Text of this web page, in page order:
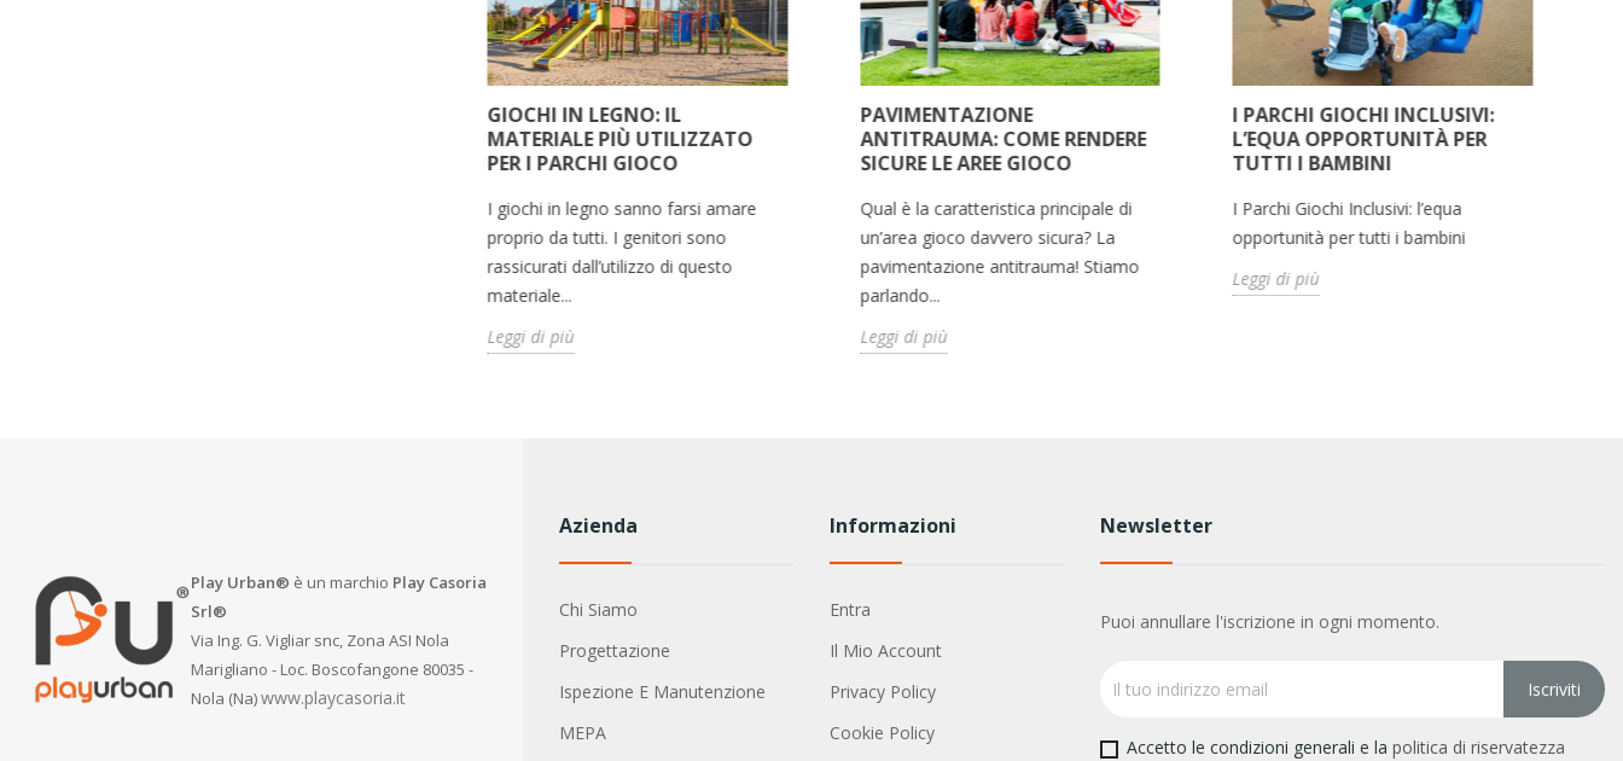
GIOCHI IN LEGNO: IL
MATERIALE PIÙ UTILIZZATO
PER I PARCHI GIOCO
I giochi in legno sanno farsi amare
proprio da tutti. I genitori sono
rassicurati dall’utilizzo di questo
materiale...
Leggi di più
PAVIMENTAZIONE
ANTITRAUMA: COME RENDERE
SICURE LE AREE GIOCO
Qual è la caratteristica principale di
un’area gioco davvero sicura? La
pavimentazione antitrauma! Stiamo
parlando...
Leggi di più
I PARCHI GIOCHI INCLUSIVI:
L’EQUA OPPORTUNITÀ PER
TUTTI I BAMBINI
I Parchi Giochi Inclusivi: l’equa
opportunità per tutti i bambini
Leggi di più
Play Urban® è un marchio Play Casoria
Srl®
Via Ing. G. Vigliar snc, Zona ASI Nola
Marigliano - Loc. Boscofangone 80035 -
Nola (Na)www.playcasoria.it
Azienda
Chi Siamo
Progettazione
Ispezione E Manutenzione
MEPA
Informazioni
Entra
Il Mio Account
Privacy Policy
Cookie Policy
Newsletter
Puoi annullare l'iscrizione in ogni momento.
Accetto le condizioni generali e la politica di riservatezza